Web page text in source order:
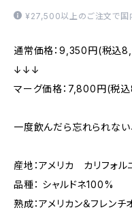
¥27,500以上のご注文で国
通常価格：9,350円(税込
↓↓↓
マーグ価格：7,800円(税
一度飲んだら忘れられない
産地：アメリカ カリフォ
品種： シャルドネ100%
熟成：アメリカン＆フレン